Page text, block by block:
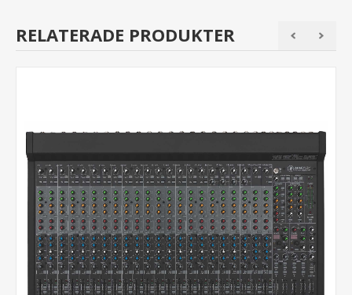
RELATERADE PRODUKTER